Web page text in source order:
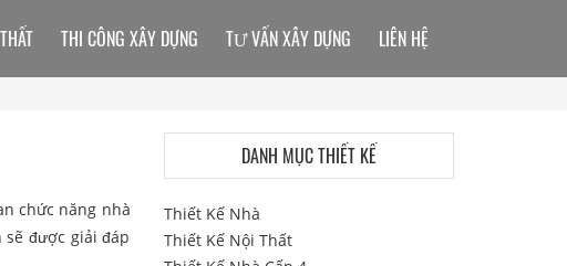
chức năng nhà
được giải đáp
THI CÔNG XÂY DỰNG TƯ VẤN XÂY DỰNG LIÊN HỆ
DANH MỤC THIẾT KẾ
Thiết Kế Nhà
Thiết Kế Nội Thất